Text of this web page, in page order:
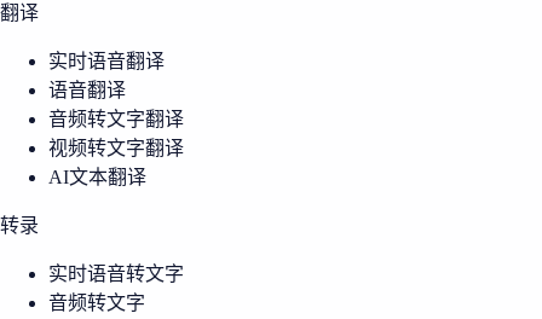
翻译
实时语音翻译
语音翻译
音频转文字翻译
视频转文字翻译
AI文本翻译
转录
实时语音转文字
音频转文字